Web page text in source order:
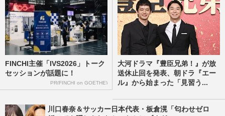
FINCHI主催「IVS2026」トーク
セッションが話題に！
PR(FINCHI on GOETHE)
大河ドラマ『豊臣兄弟！』が放
送休止回を発表、朝ドラ『エー
ル』から始まった「見習う...
川口春奈＆サッカー日本代表・板倉滉「匂わせゼロ